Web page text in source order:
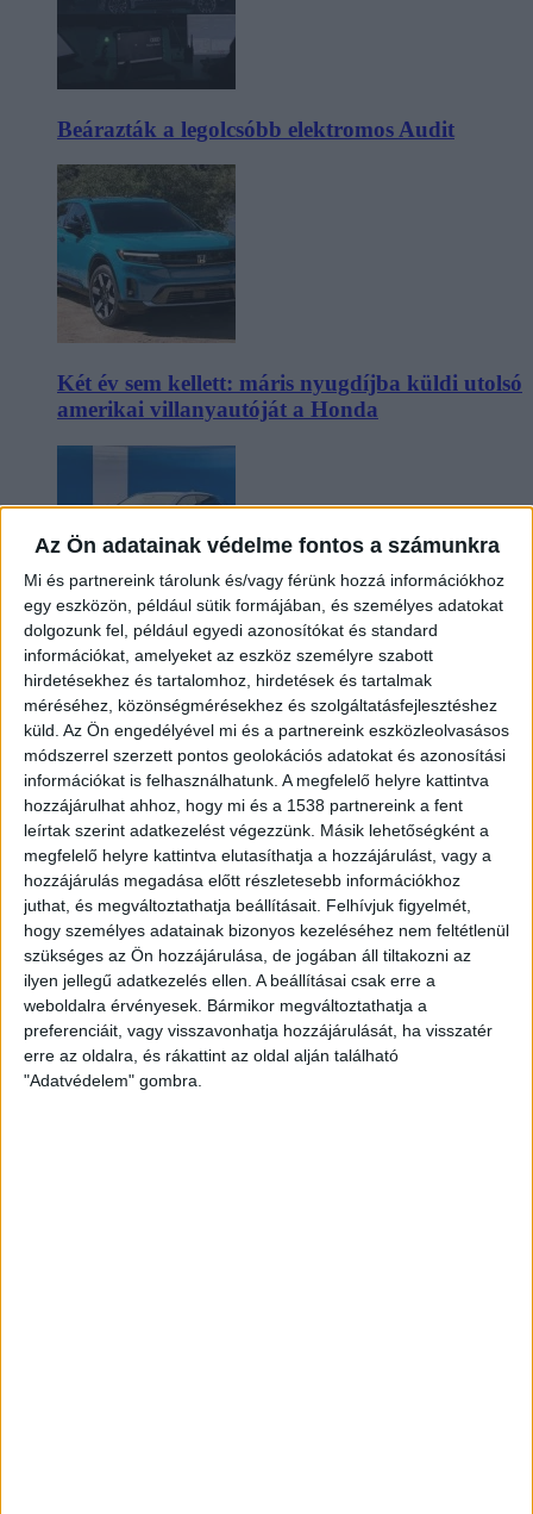
Az Ön adatainak védelme fontos a számunkra
Mi és partnereink tárolunk és/vagy férünk hozzá információkhoz
egy eszközön, például sütik formájában, és személyes adatokat
dolgozunk fel, például egyedi azonosítókat és standard
információkat, amelyeket az eszköz személyre szabott
hirdetésekhez és tartalomhoz, hirdetések és tartalmak
méréséhez, közönségmérésekhez és szolgáltatásfejlesztéshez
küld. Az Ön engedélyével mi és a partnereink eszközleolvasásos
módszerrel szerzett pontos geolokációs adatokat és azonosítási
információkat is felhasználhatunk. A megfelelő helyre kattintva
hozzájárulhat ahhoz, hogy mi és a 1538 partnereink a fent
leírtak szerint adatkezelést végezzünk. Másik lehetőségként a
megfelelő helyre kattintva elutasíthatja a hozzájárulást, vagy a
hozzájárulás megadása előtt részletesebb információkhoz
juthat, és megváltoztathatja beállításait. Felhívjuk figyelmét,
hogy személyes adatainak bizonyos kezeléséhez nem feltétlenül
szükséges az Ön hozzájárulása, de jogában áll tiltakozni az
ilyen jellegű adatkezelés ellen. A beállításai csak erre a
weboldalra érvényesek. Bármikor megváltoztathatja a
preferenciáit, vagy visszavonhatja hozzájárulását, ha visszatér
erre az oldalra, és rákattint az oldal alján található
"Adatvédelem" gombra.
Beárazták a legolcsóbb elektromos Audit
Két év sem kellett: máris nyugdíjba küldi utolsó
amerikai villanyautóját a Honda
Kilencmillió alatt indul a legolcsóbb elektromos
Volkswagen
Hoppon maradtak a villanyautós támogatási
program utolsó pályázói